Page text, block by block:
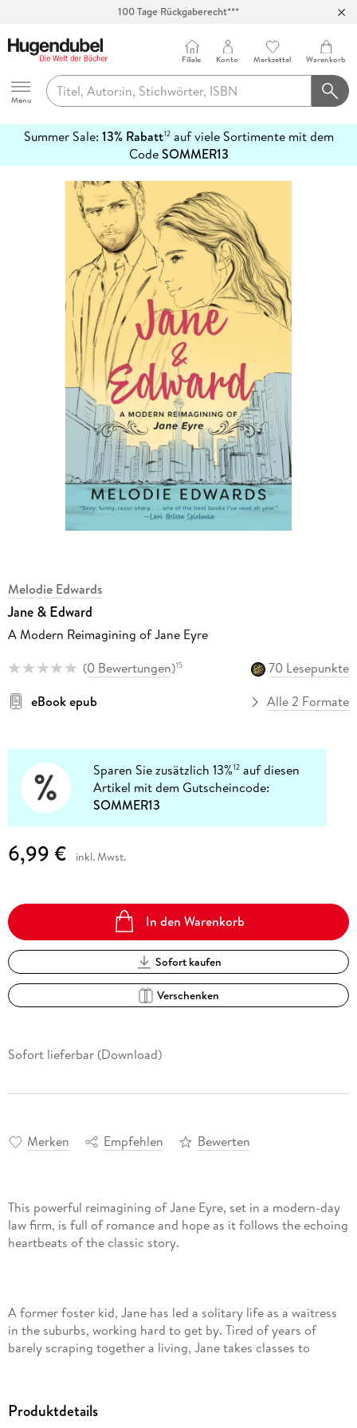
100 Tage Rückgaberecht***
Hugendubel
Menu
Filiale Konto Merkzettel Warenkorb
Summer Sale: 13% Rabatt12auf viele Sortimente mit dem
CodeSOMMER13
erfahren
Melodie Edwards
Jane & Edward
A Modern Reimagining of Jane Eyre
(0 Bewertungen)15
70 Lesepunkte
eBook epub
Alle 2 Formate
Sparen Sie zusätzlich 13%12 auf diesen
Artikel mit dem Gutscheincode:
SOMMER13
6,99 € inkl. Mwst.
In den Warenkorb
Sofort kaufen
Verschenken
Sofort lieferbar (Download)
Merken Empfehlen Bewerten
This powerful reimagining of Jane Eyre, set in a modern-day
law firm, is full of romance and hope as it follows the echoing
A former foster kid, Jane has led a solitary life as a waitress
in the suburbs, working hard to get by. Tired of years of
barely scraping together a living, Jane takes classes to
failure because her boss is the notoriously difficult Edward
Produktdetails